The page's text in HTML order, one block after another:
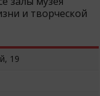
и творческой
19